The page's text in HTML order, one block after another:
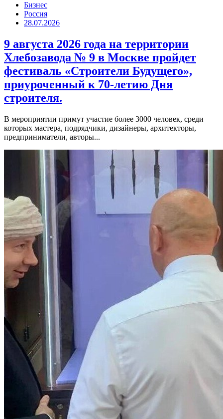
Бизнес
Россия
28.07.2026
9 августа 2026 года на территории
Хлебозавода № 9 в Москве пройдет
фестиваль «Строители Будущего»,
приуроченный к 70-летию Дня
строителя.
В мероприятии примут участие более 3000 человек, среди
которых мастера, подрядчики, дизайнеры, архитекторы,
предприниматели, авторы...